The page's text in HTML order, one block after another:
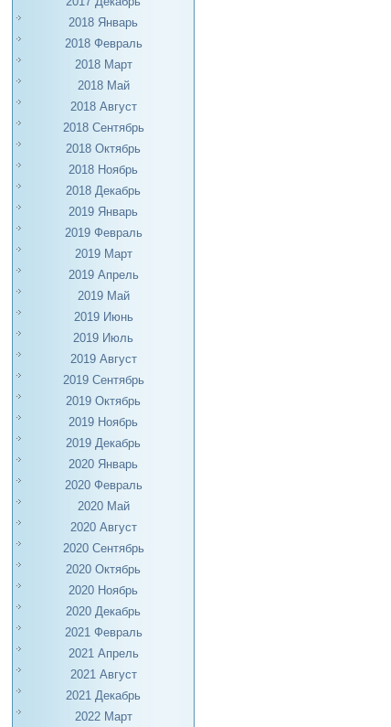
2018 Январь
2018 Февраль
2018 Март
2018 Май
2018 Август
2018 Сентябрь
2018 Октябрь
2018 Ноябрь
2018 Декабрь
2019 Январь
2019 Февраль
2019 Март
2019 Апрель
2019 Май
2019 Июнь
2019 Июль
2019 Август
2019 Сентябрь
2019 Октябрь
2019 Ноябрь
2019 Декабрь
2020 Январь
2020 Февраль
2020 Май
2020 Август
2020 Сентябрь
2020 Октябрь
2020 Ноябрь
2020 Декабрь
2021 Февраль
2021 Апрель
2021 Август
2021 Декабрь
2022 Март